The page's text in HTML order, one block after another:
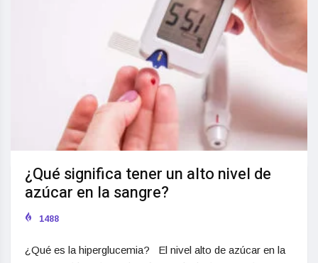
¿Qué significa tener un alto nivel de
azúcar en la sangre?
1488
¿Qué es la hiperglucemia? El nivel alto de azúcar en la